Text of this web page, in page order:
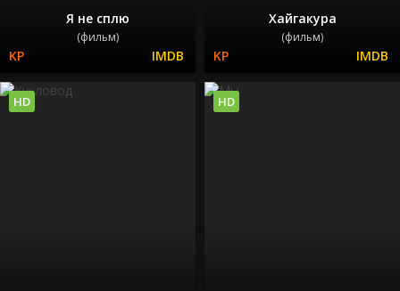
Я не сплю
(фильм)
Хайгакура
(фильм)
HD HD